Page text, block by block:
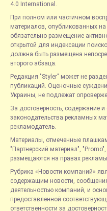
4.0 International.
При полном или частичном
материалов, опубликованных на
обязательно размещение
открытой для индексации
должна быть размещена
второго абзаца.
Редакция "Styler" может не
публикаций. Оценочные
Украины, не подлежат
За достоверность, содержание и
законодательства рекламных
рекламодатель.
Материалы, отмеченные
"Партнерский материал",
размещаются на правах
Рубрика «Новости компаний»
содержащим новости,
деятельностью компаний, и
предоставленной
ответственности за